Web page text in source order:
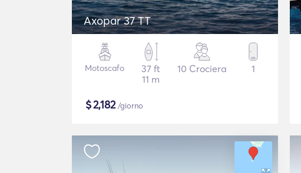
Axopar 37 TT
Motoscafo
37 ft
11 m
10 Crociera 1
$2,182/giorno